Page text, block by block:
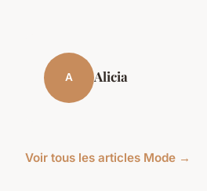
A Alicia
Voir tous les articles Mode →